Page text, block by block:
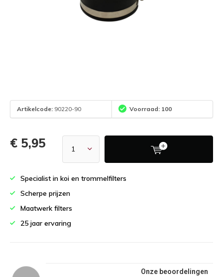
Artikelcode: 90220-90 Voorraad: 100
€ 5,95
Specialist in koi en trommelfilters
Scherpe prijzen
Maatwerk filters
25 jaar ervaring
Onze beoordelingen